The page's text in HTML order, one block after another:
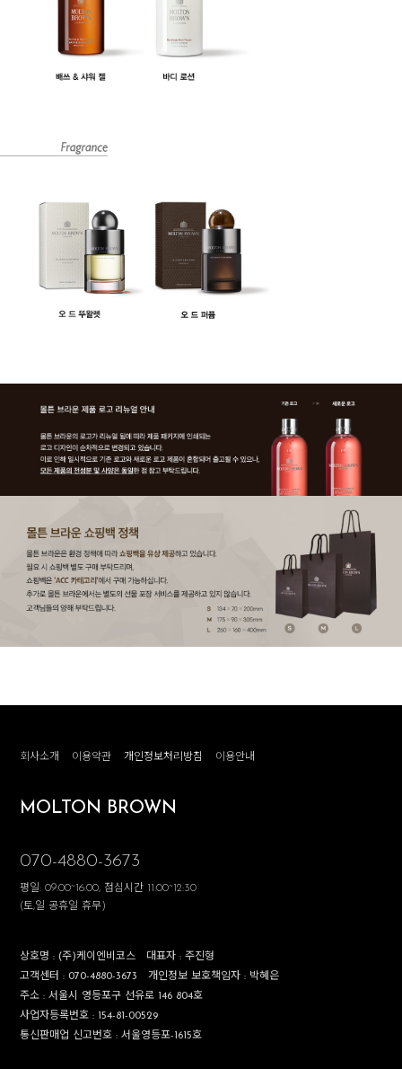
회사소개 이용약관 개인정보처리방침 이용안내
MOLTON BROWN
070-4880-3673
평일: 09:00~16:00, 점심시간 11:00~12:30
(토,일 공휴일 휴무)
상호명 :(주)케이엔비코스 대표자 :주진형
고객센터 : 070-4880-3673 개인정보 보호책임자 : 박혜은
주소 :서울시 영등포구 선유로 146 804호
사업자등록번호 : 154-81-00529
통신판매업 신고번호 :서울영등포-1615호